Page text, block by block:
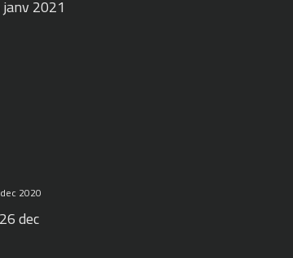
2021
dec